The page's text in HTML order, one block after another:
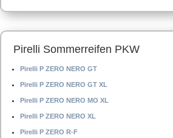
Pirelli Sommerreifen PKW
Pirelli P ZERO NERO GT
Pirelli P ZERO NERO GT XL
Pirelli P ZERO NERO MO XL
Pirelli P ZERO NERO XL
Pirelli P ZERO R-F